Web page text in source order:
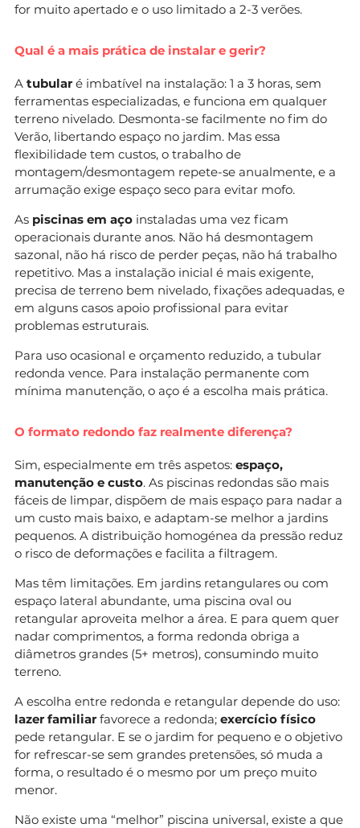
for muito apertado e o uso limitado a 2-3 verões.
Qual é a mais prática de instalar e gerir?
A tubular é imbatível na instalação: 1 a 3 horas, sem
ferramentas especializadas, e funciona em qualquer
terreno nivelado. Desmonta-se facilmente no fim do
Verão, libertando espaço no jardim. Mas essa
flexibilidade tem custos, o trabalho de
montagem/desmontagem repete-se anualmente, e a
arrumação exige espaço seco para evitar mofo.
As piscinas em aço instaladas uma vez ficam
operacionais durante anos. Não há desmontagem
sazonal, não há risco de perder peças, não há trabalho
repetitivo. Mas a instalação inicial é mais exigente,
precisa de terreno bem nivelado, fixações adequadas, e
em alguns casos apoio profissional para evitar
problemas estruturais.
Para uso ocasional e orçamento reduzido, a tubular
redonda vence. Para instalação permanente com
mínima manutenção, o aço é a escolha mais prática.
O formato redondo faz realmente diferença?
Sim, especialmente em três aspetos: espaço,
manutenção e custo. As piscinas redondas são mais
fáceis de limpar, dispõem de mais espaço para nadar a
um custo mais baixo, e adaptam-se melhor a jardins
pequenos. A distribuição homogénea da pressão reduz
o risco de deformações e facilita a filtragem.
Mas têm limitações. Em jardins retangulares ou com
espaço lateral abundante, uma piscina oval ou
retangular aproveita melhor a área. E para quem quer
nadar comprimentos, a forma redonda obriga a
diâmetros grandes (5+ metros), consumindo muito
terreno.
A escolha entre redonda e retangular depende do uso:
lazer familiar favorece a redonda; exercício físico
pede retangular. E se o jardim for pequeno e o objetivo
for refrescar-se sem grandes pretensões, só muda a
forma, o resultado é o mesmo por um preço muito
menor.
Não existe uma “melhor” piscina universal, existe a que